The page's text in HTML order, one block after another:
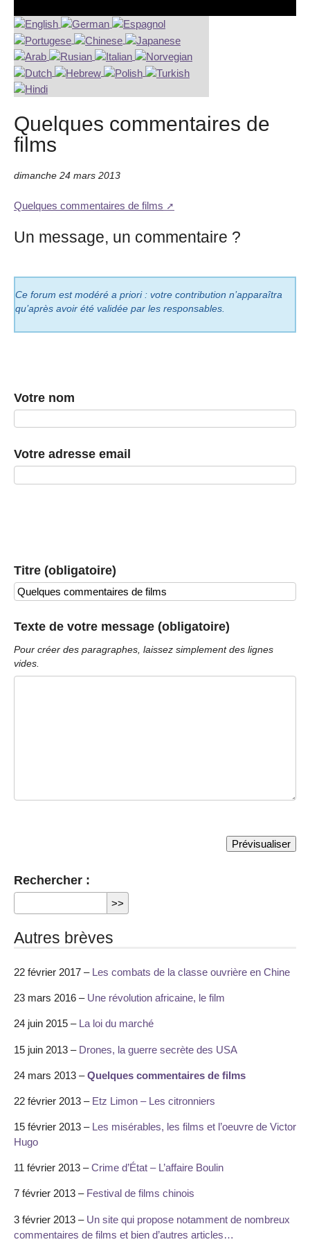
Quelques commentaires de
films
dimanche 24 mars 2013
Quelques commentaires de films
Un message, un commentaire ?
Ce forum est modéré a priori : votre contribution n’apparaîtra
qu’après avoir été validée par les responsables.
Votre nom
Votre adresse email
Titre (obligatoire)
Texte de votre message (obligatoire)
Pour créer des paragraphes, laissez simplement des lignes
vides.
Rechercher :
Autres brèves
22 février 2017 – Les combats de la classe ouvrière en Chine
23 mars 2016 – Une révolution africaine, le film
24 juin 2015 – La loi du marché
15 juin 2013 – Drones, la guerre secrète des USA
24 mars 2013 –Quelques commentaires de films
22 février 2013 – Etz Limon – Les citronniers
15 février 2013 – Les misérables, les films et l’oeuvre de Victor
Hugo
11 février 2013 –Crime d’État – L’affaire Boulin
7 février 2013 – Festival de films chinois
3 février 2013 – Un site qui propose notamment de nombreux
commentaires de films et bien d’autres articles…